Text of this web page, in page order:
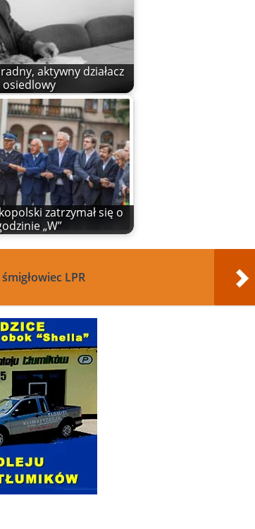
aktywny działacz
osiedlowy
zatrzymał się o
„W”
LPR